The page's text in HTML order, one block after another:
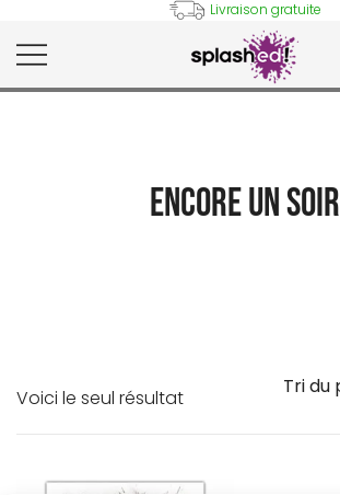
to
content
Livraison gratuite
Encore un soir
Voici le seul résultat